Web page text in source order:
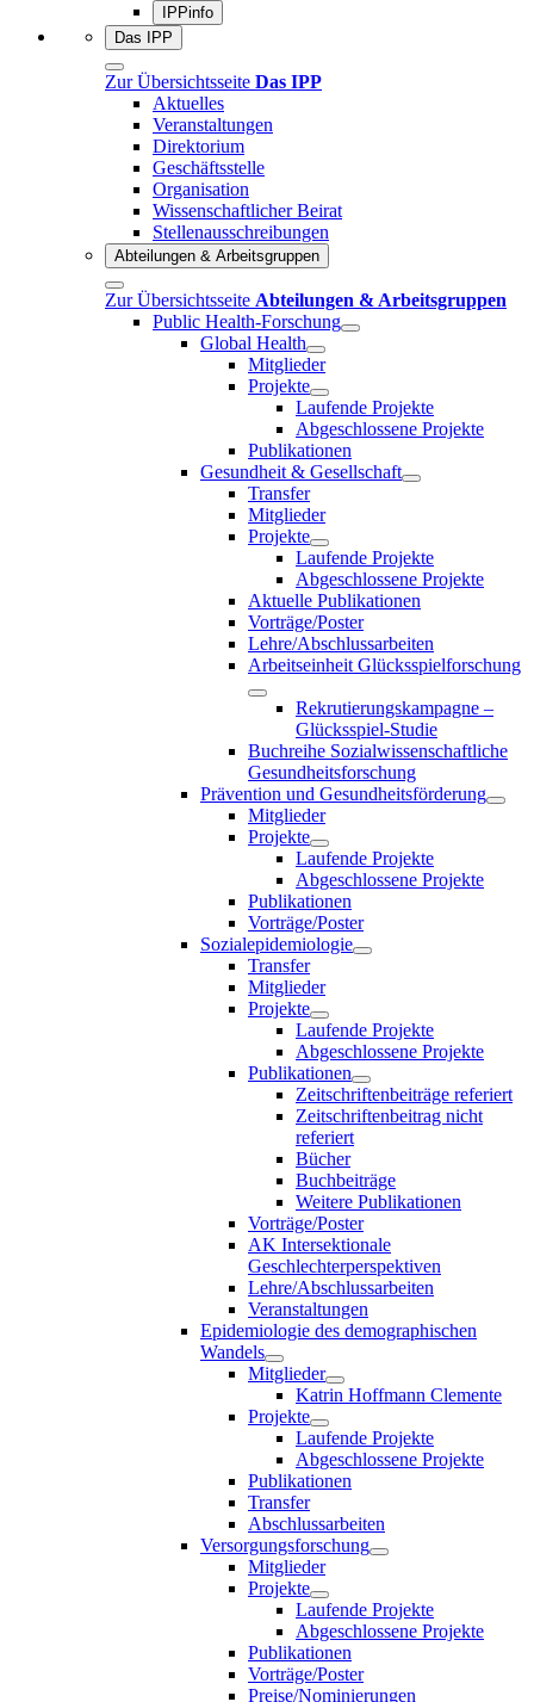
IPPinfo
Das IPP
Zur Übersichtsseite Das IPP
Aktuelles
Veranstaltungen
Direktorium
Geschäftsstelle
Organisation
Wissenschaftlicher Beirat
Stellenausschreibungen
Abteilungen & Arbeitsgruppen
Zur Übersichtsseite Abteilungen & Arbeitsgruppen
Public Health-Forschung
Global Health
Mitglieder
Projekte
Laufende Projekte
Abgeschlossene Projekte
Publikationen
Gesundheit & Gesellschaft
Transfer
Mitglieder
Projekte
Laufende Projekte
Abgeschlossene Projekte
Aktuelle Publikationen
Vorträge/Poster
Lehre/Abschlussarbeiten
Arbeitseinheit Glücksspielforschung
Rekrutierungskampagne –
Glücksspiel-Studie
Buchreihe Sozialwissenschaftliche
Gesundheitsforschung
Prävention und Gesundheitsförderung
Mitglieder
Projekte
Laufende Projekte
Abgeschlossene Projekte
Publikationen
Vorträge/Poster
Sozialepidemiologie
Transfer
Mitglieder
Projekte
Laufende Projekte
Abgeschlossene Projekte
Publikationen
Zeitschriftenbeiträge referiert
Zeitschriftenbeitrag nicht
referiert
Bücher
Buchbeiträge
Weitere Publikationen
Vorträge/Poster
AK Intersektionale
Geschlechterperspektiven
Lehre/Abschlussarbeiten
Veranstaltungen
Epidemiologie des demographischen
Wandels
Mitglieder
Katrin Hoffmann Clemente
Projekte
Laufende Projekte
Abgeschlossene Projekte
Publikationen
Transfer
Abschlussarbeiten
Versorgungsforschung
Mitglieder
Projekte
Laufende Projekte
Abgeschlossene Projekte
Publikationen
Vorträge/Poster
Preise/Nominierungen